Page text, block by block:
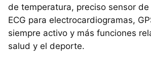
de temperatura, preciso sensor
ECG para electrocardiogramas,
siempre activo y más funciones
salud y el deporte.